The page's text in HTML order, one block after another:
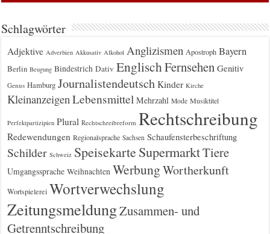
Schlagwörter
Adjektive Adverbien Akkusativ Alkohol Anglizismen Apostroph Bayern
Berlin Beugung Bindestrich Dativ EnglischFernsehen Genitiv
Genus Hamburg Journalistendeutsch Kinder Kirche
Kleinanzeigen Lebensmittel Mehrzahl Mode Musiktitel
Perfektpartizipien Plural Rechtschreibreform Rechtschreibung
Redewendungen Regionalsprache Sachsen Schaufensterbeschriftung
Schilder Schweiz Speisekarte SupermarktTiere
Umgangssprache Weihnachten WerbungWortherkunft
Wortspielerei Wortverwechslung
ZeitungsmeldungZusammen- und
Getrenntschreibung